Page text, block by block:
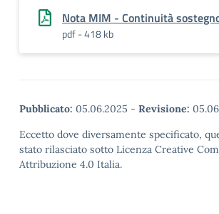
Nota MIM - Continuità
pdf - 418 kb
Pubblicato: 05.06.2025 - Revisione:
Eccetto dove diversamente specificato,
stato rilasciato sotto Licenza Creative
Attribuzione 4.0 Italia.